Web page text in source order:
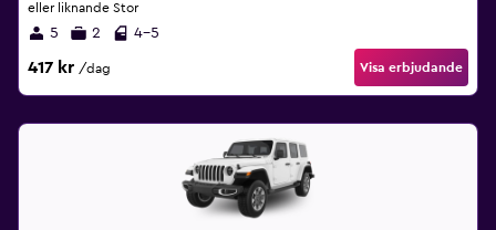
eller liknande Stor
5 2 4-5
417 kr /dag Visa erbjudande